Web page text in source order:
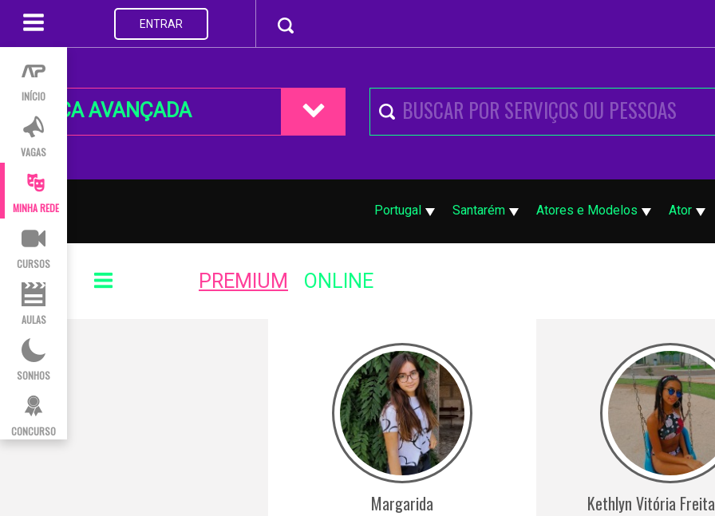
INÍCIO
VAGAS
MINHA REDE
CURSOS
AULAS
SONHOS
CONCURSO
ENTRAR
BUSCA AVANÇADA
Portugal Santarém Atores e Modelos Ator
PREMIUM ONLINE
Margarida Kethlyn Vitória